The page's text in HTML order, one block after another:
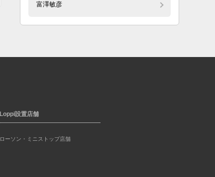
富澤敏彦
Loppi設置店舗
ローソン・ミニストップ店舗